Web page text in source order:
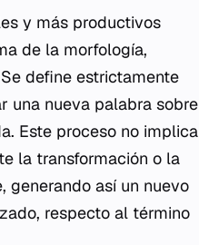
y más productivos
de la morfología,
define estrictamente
una nueva palabra sobre
Este proceso no implica
la transformación o la
generando así un nuevo
respecto al término